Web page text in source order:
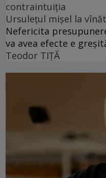
contraintuiția
Ursulețul mișel la
Nefericita
va avea efecte e
Teodor TIŢĂ